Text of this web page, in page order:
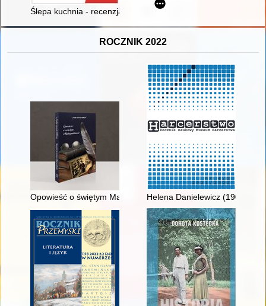
Ślepa kuchnia - recenzja]
ROCZNIK 2022
Opowieść o świętym Maksymilianie : audycje w Radiu
Helena Danielewicz (1907-